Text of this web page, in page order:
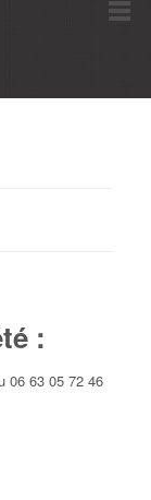
:
06 63 05 72 46